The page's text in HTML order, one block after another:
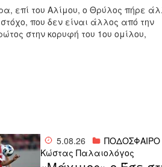
επί του Αλίμου, ο Θρύλος πήρε
που δεν είναι άλλος από την
στην κορυφή του 1ου ομίλου,
5.08.26
ΠΟΔΟΣΦΑΙΡΟ
Κώστας Παλαιολόγος